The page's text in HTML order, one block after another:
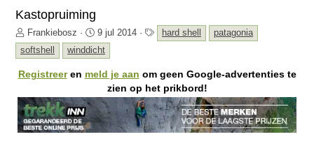
Kastopruiming
O
n
d
e
w
e
r
Frankiebosz
S
t
a
r
d
a
9 jul 2014
s
hard shell
patagonia
softshell
winddicht
Registreeren meld je aan om geen Google-advertenties te
zien op het prikbord!